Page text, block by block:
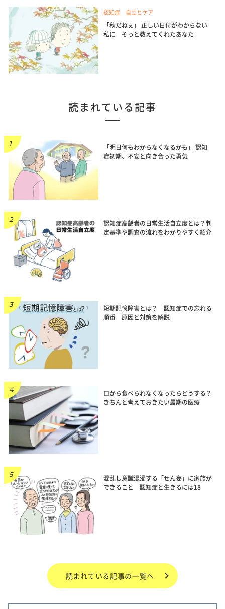
認知症 自立とケア
「秋だねぇ」 正しい日付がわからない
私に そっと教えてくれたあなた
読まれている記事
「明日何もわからなくなるかも」 認知
症初期、不安と向き合った勇気
認知症高齢者の日常生活自立度とは？判
定基準や調査の流れをわかりやすく紹介
短期記憶障害とは？ 認知症での忘れる
順番 原因と対策を解説
口から食べられなくなったらどうする？
きちんと考えておきたい最期の医療
混乱し意識混濁する「せん妄」に家族が
できること 認知症と生きるには18
読まれている記事の一覧へ